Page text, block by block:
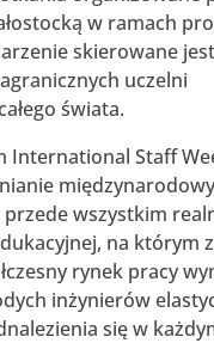
w ramach
skierowane
uczelni
świata.
International Staff
wszystkim
na którym
rynek pracy
inżynierów
się w